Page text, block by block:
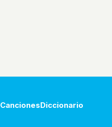
CancionesDiccionario